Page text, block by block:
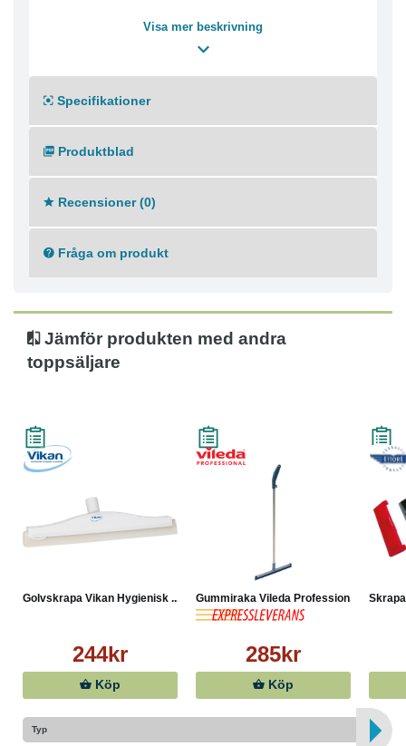
Visa mer beskrivning
Specifikationer
Produktblad
Recensioner (0)
Fråga om produkt
Jämför produkten med andra
toppsäljare
Golvskrapa Vikan Hygienisk ...
244kr
Köp
Gummiraka Vileda Profession...
285kr
Köp
Typ